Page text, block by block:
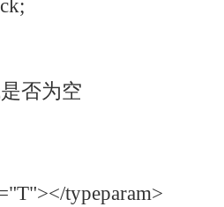
否为空
typeparam>